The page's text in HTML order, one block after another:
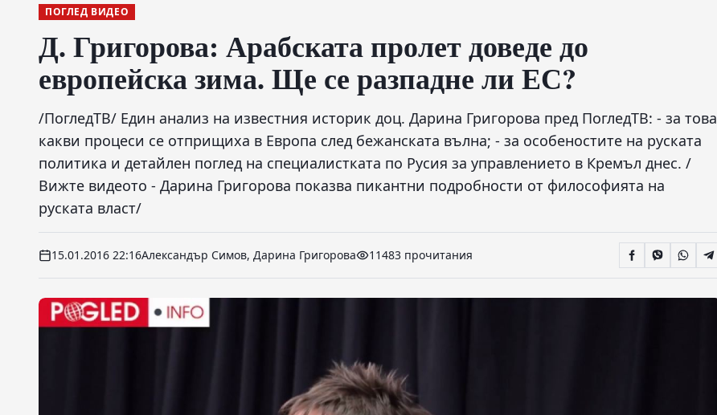
ПОГЛЕД ВИДЕО
Д. Григорова: Арабската пролет доведе до
европейска зима. Ще се разпадне ли ЕС?
/ПогледТВ/ Един анализ на известния историк доц. Дарина Григорова пред ПогледТВ: - за това
какви процеси се отприщиха в Европа след бежанската вълна; - за особеностите на руската
политика и детайлен поглед на специалистката по Русия за управлението в Кремъл днес. /
Вижте видеото - Дарина Григорова показва пикантни подробности от философията на
руската власт/
15.01.2016 22:16Александър Симов, Дарина Григорова 11483 прочитания